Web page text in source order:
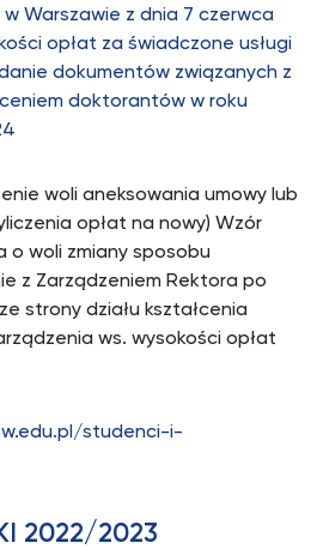
Warszawie z dnia 7 czerwca
opłat za świadczone usługi
dokumentów związanych z
doktorantów w roku
woli aneksowania umowy lub
opłat na nowy) Wzór
woli zmiany sposobu
z Zarządzeniem Rektora po
strony działu kształcenia
ws. wysokości opłat
studenci-i-
2022/2023